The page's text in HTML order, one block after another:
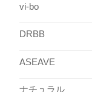
vi-bo
DRBB
ASEAVE
ナチュラル